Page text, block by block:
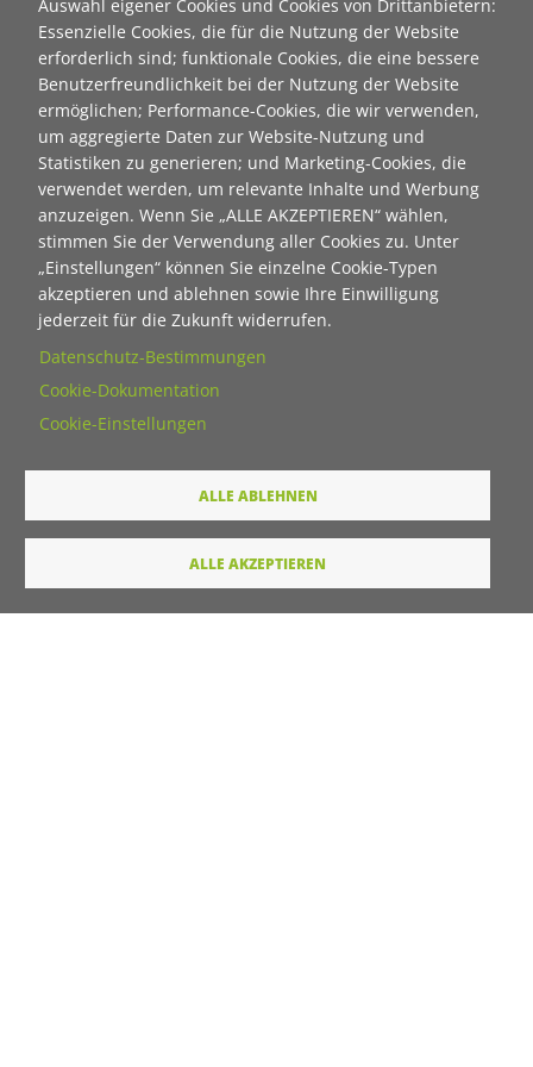
Auswahl eigener Cookies und Cookies von Drittanbietern:
Essenzielle Cookies, die für die Nutzung der Website
erforderlich sind; funktionale Cookies, die eine bessere
Benutzerfreundlichkeit bei der Nutzung der Website
ermöglichen; Performance-Cookies, die wir verwenden,
um aggregierte Daten zur Website-Nutzung und
Statistiken zu generieren; und Marketing-Cookies, die
verwendet werden, um relevante Inhalte und Werbung
anzuzeigen. Wenn Sie „ALLE AKZEPTIEREN“ wählen,
stimmen Sie der Verwendung aller Cookies zu. Unter
„Einstellungen“ können Sie einzelne Cookie-Typen
akzeptieren und ablehnen sowie Ihre Einwilligung
jederzeit für die Zukunft widerrufen.
Datenschutz-Bestimmungen
Cookie-Dokumentation
Cookie-Einstellungen
ALLE ABLEHNEN
ALLE AKZEPTIEREN
Unser Newsletter informiert in unregelmäßigen Abständen
über die Aktivitäten der Stiftung "Ecken wecken" und die des
Bürgerbahnhofs Plagwitz. Persönliche Daten werden auf
einem Server in Deutschland gespeichert und werden nicht
an Dritte weitergegeben. Natürlich kann jederzeit eine
Abmeldung erfolgen - einfach eineE-Mailsenden mit "kein
Newsletter" im Betreff.
Hier geht's zum aktuellen Newsletter der Stiftung
"Ecken wecken":
als html
als pdf
Neuanmeldung zum Newsletter der Stiftung "Ecken
Anrede
Titel